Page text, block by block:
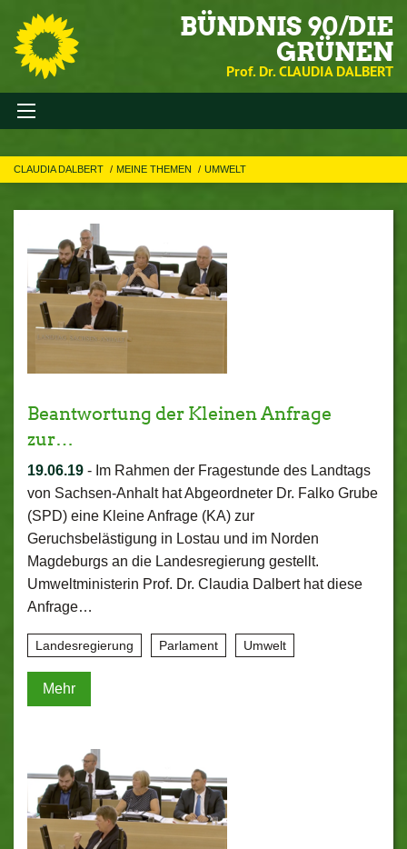
BÜNDNIS 90/DIE
GRÜNEN
Prof. Dr. CLAUDIA DALBERT
CLAUDIA DALBERT MEINE THEMEN UMWELT
Beantwortung der Kleinen Anfrage
zur…
19.06.19 - Im Rahmen der Fragestunde des Landtags
von Sachsen-Anhalt hat Abgeordneter Dr. Falko Grube
(SPD) eine Kleine Anfrage (KA) zur
Geruchsbelästigung in Lostau und im Norden
Magdeburgs an die Landesregierung gestellt.
Umweltministerin Prof. Dr. Claudia Dalbert hat diese
Anfrage…
Landesregierung Parlament Umwelt
Mehr